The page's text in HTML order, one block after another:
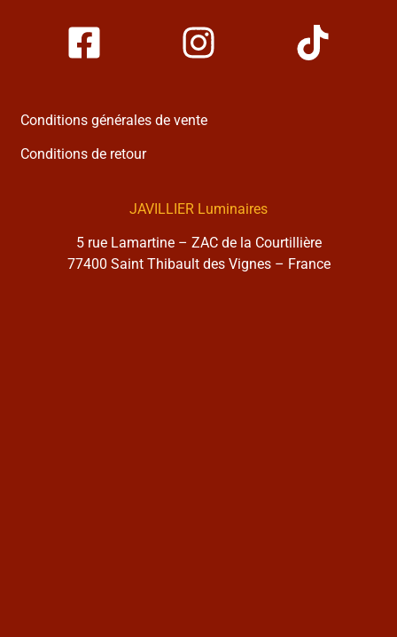
Conditions générales de vente
Conditions de retour
JAVILLIER Luminaires
5 rue Lamartine – ZAC de la Courtillière
77400 Saint Thibault des Vignes – France